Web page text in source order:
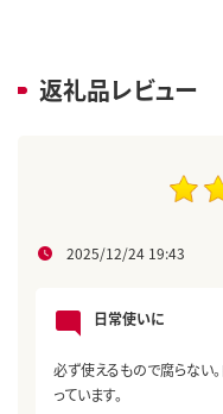
返礼品レビュー
2025/12/24 19:43
日常使いに
必ず使えるもので腐らない
っています。